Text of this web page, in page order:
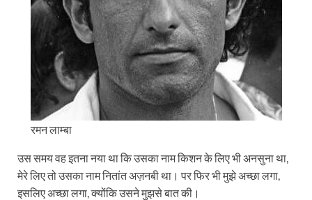
रमन लाम्बा
उस समय वह इतना नया था कि उसका नाम किशन के लिए भी अनसुना था,
मेरे लिए तो उसका नाम नितांत अज़नबी था। पर फिर भी मुझे अच्छा लगा,
इसलिए अच्छा लगा, क्योंकि उसने मुझसे बात की।